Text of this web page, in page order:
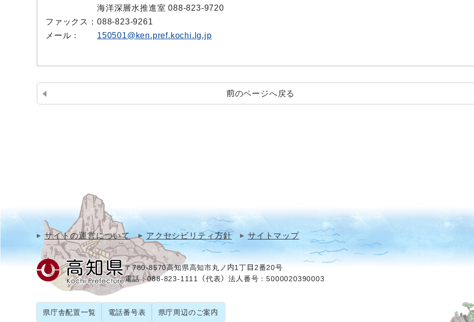
海洋深層水推進室 088-823-9720
ファックス： 088-823-9261
メール：
150501@ken.pref.kochi.lg.jp
前のページへ戻る
サイトの運営について アクセシビリティ方針 サイトマップ
〒780-8570高知県高知市丸ノ内1丁目2番20号
電話：088-823-1111（代表）法人番号：5000020390003
県庁舎配置一覧 電話番号表 県庁周辺のご案内